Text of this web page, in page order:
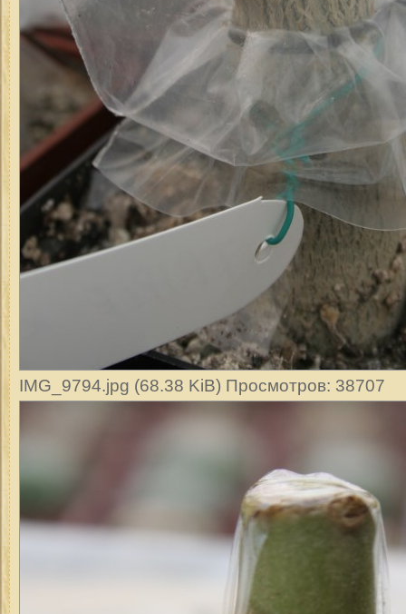
IMG_9794.jpg (68.38 KiB) Просмотров: 38707